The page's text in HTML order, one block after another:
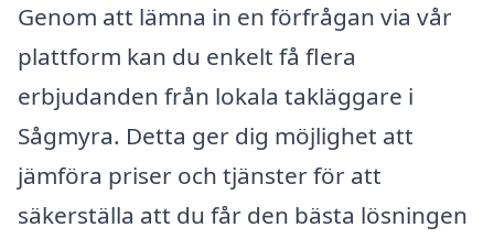
Genom att lämna in en förfrågan via vår
plattform kan du enkelt få flera
erbjudanden från lokala takläggare i
Sågmyra. Detta ger dig möjlighet att
jämföra priser och tjänster för att
säkerställa att du får den bästa lösningen